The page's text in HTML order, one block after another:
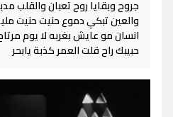
جروح وبقايا روح تعبان والقلب
والعين تبكي دموع حنيت حنيت
انسان مو عايش بغربه لا يوم
حبيبك راح قلت العمر كذبة يابحر